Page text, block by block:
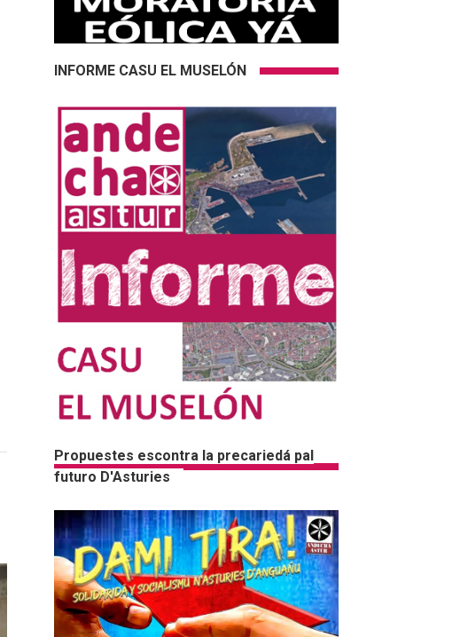
INFORME CASU EL MUSELÓN
Propuestes escontra la precariedá pal
futuro D'Asturies